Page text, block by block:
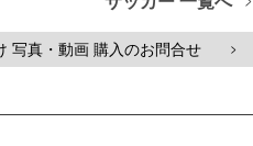
写真・動画 購入のお問合せ >